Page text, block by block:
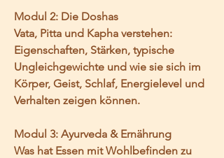
Modul 2: Die Doshas
Vata, Pitta und Kapha verstehen:
Eigenschaften, Stärken, typische
Ungleichgewichte und wie sie sich im
Körper, Geist, Schlaf, Energielevel und
Verhalten zeigen können.
Modul 3: Ayurveda & Ernährung
Was hat Essen mit Wohlbefinden zu